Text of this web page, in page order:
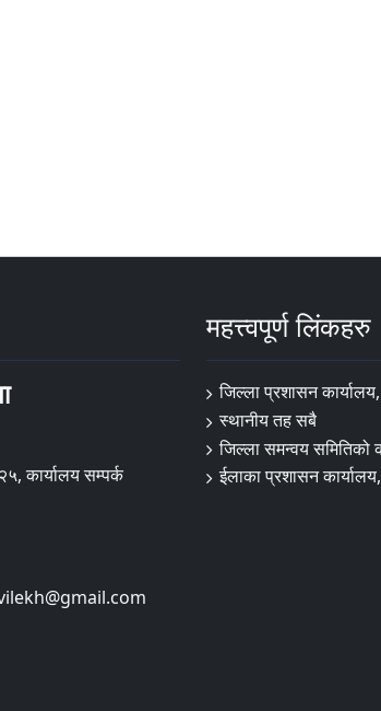
कार्यालय सम्पर्क
महत्त्वपूर्ण लिंकहरु
जिल्ला प्रशासन
स्थानीय तह सबै
जिल्ला समन्वय समितिको
ईलाका प्रशासन